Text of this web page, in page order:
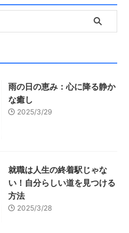
雨の日の恵み：心に降る静か
な癒し
2025/3/29
就職は人生の終着駅じゃな
い！自分らしい道を見つける
方法
2025/3/28